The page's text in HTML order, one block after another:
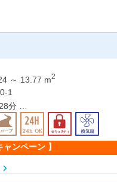
～ 13.77 m2
1
駅 徒歩28分
徒歩30分
生線 一本松駅 徒歩33分
線 鶴ヶ島駅 徒歩51分
ンペーン 】